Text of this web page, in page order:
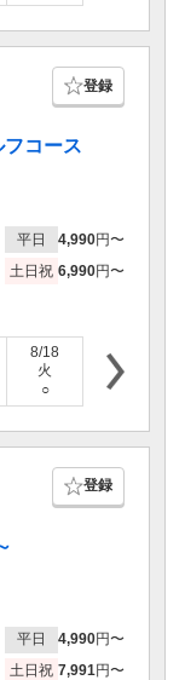
登録
コース
平日 4,990円〜
土日祝 6,990円〜
8/18
火
○
8/19
水
登録
平日 4,990円〜
土日祝 7,991円〜